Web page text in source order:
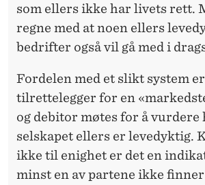
som ellers ikke har livets rett.
regne med at noen ellers
bedrifter også vil gå med i
Fordelen med et slikt system
tilrettelegger for en
og debitor møtes for å
selskapet ellers er levedyktig.
ikke til enighet er det en
minst en av partene ikke